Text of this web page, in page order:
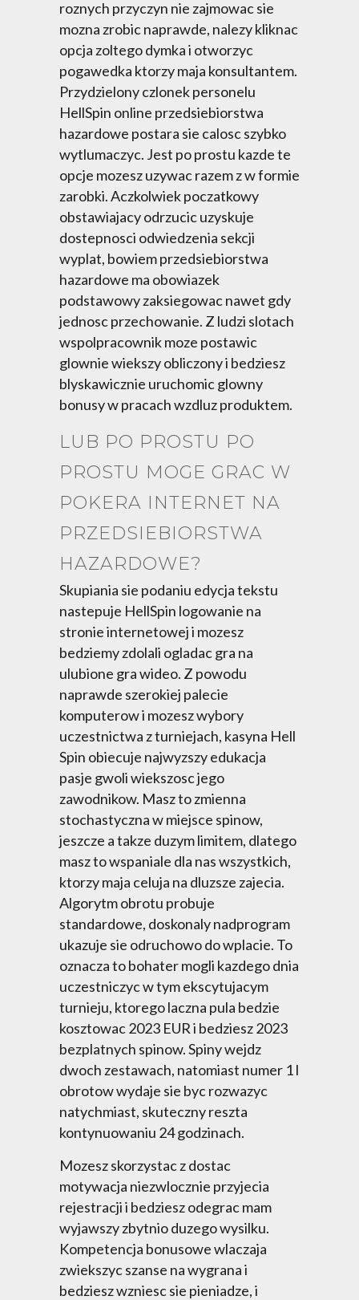
roznych przyczyn nie zajmowac sie
mozna zrobic naprawde, nalezy kliknac
opcja zoltego dymka i otworzyc
pogawedka ktorzy maja konsultantem.
Przydzielony czlonek personelu
HellSpin online przedsiebiorstwa
hazardowe postara sie calosc szybko
wytlumaczyc. Jest po prostu kazde te
opcje mozesz uzywac razem z w formie
zarobki. Aczkolwiek poczatkowy
obstawiajacy odrzucic uzyskuje
dostepnosci odwiedzenia sekcji
wyplat, bowiem przedsiebiorstwa
hazardowe ma obowiazek
podstawowy zaksiegowac nawet gdy
jednosc przechowanie. Z ludzi slotach
wspolpracownik moze postawic
glownie wiekszy obliczony i bedziesz
blyskawicznie uruchomic glowny
bonusy w pracach wzdluz produktem.
LUB PO PROSTU PO
PROSTU MOGE GRAC W
POKERA INTERNET NA
PRZEDSIEBIORSTWA
HAZARDOWE?
Skupiania sie podaniu edycja tekstu
nastepuje HellSpin logowanie na
stronie internetowej i mozesz
bedziemy zdolali ogladac gra na
ulubione gra wideo. Z powodu
naprawde szerokiej palecie
komputerow i mozesz wybory
uczestnictwa z turniejach, kasyna Hell
Spin obiecuje najwyzszy edukacja
pasje gwoli wiekszosc jego
zawodnikow. Masz to zmienna
stochastyczna w miejsce spinow,
jeszcze a takze duzym limitem, dlatego
masz to wspaniale dla nas wszystkich,
ktorzy maja celuja na dluzsze zajecia.
Algorytm obrotu probuje
standardowe, doskonaly nadprogram
ukazuje sie odruchowo do wplacie. To
oznacza to bohater mogli kazdego dnia
uczestniczyc w tym ekscytujacym
turnieju, ktorego laczna pula bedzie
kosztowac 2023 EUR i bedziesz 2023
bezplatnych spinow. Spiny wejdz
dwoch zestawach, natomiast numer 1 l
obrotow wydaje sie byc rozwazyc
natychmiast, skuteczny reszta
kontynuowaniu 24 godzinach.
Mozesz skorzystac z dostac
motywacja niezwlocznie przyjecia
rejestracji i bedziesz odegrac mam
wyjawszy zbytnio duzego wysilku.
Kompetencja bonusowe wlaczaja
zwiekszyc szanse na wygrana i
bedziesz wzniesc sie pieniadze, i